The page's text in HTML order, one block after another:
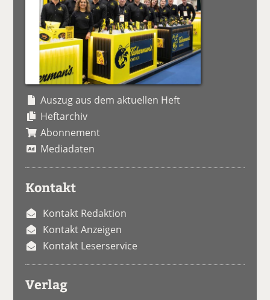
Auszug aus dem aktuellen Heft
Heftarchiv
Abonnement
Mediadaten
Kontakt
Kontakt Redaktion
Kontakt Anzeigen
Kontakt Leserservice
Verlag